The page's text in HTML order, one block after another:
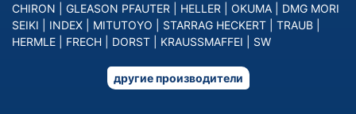
CHIRON
GLEASON PFAUTER HELLER OKUMA
DMG MORI
SEIKI
INDEX MITUTOYO STARRAG HECKERT TRAUB
HERMLE
FRECH DORST KRAUSSMAFFEI SW
другие производители